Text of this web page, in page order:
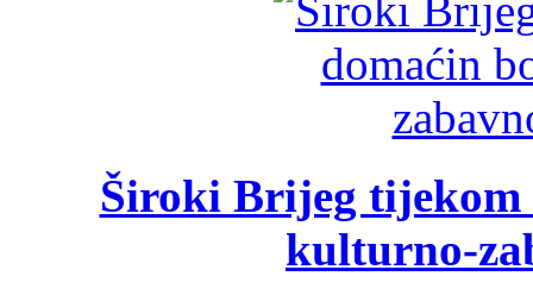
Široki Brijeg tijekom
kulturno-